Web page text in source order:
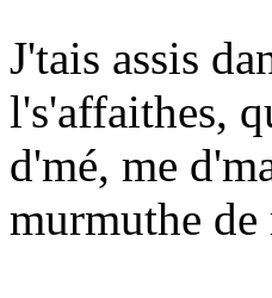
J'tais assis
l's'affaithes,
d'mé, me
murmuthe de